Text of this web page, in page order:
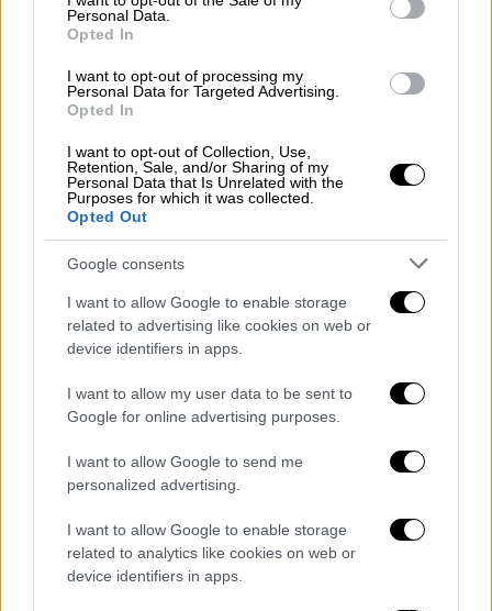
Personal Data.
Opted In
I want to opt-out of processing my
Personal Data for Targeted Advertising.
Opted In
I want to opt-out of Collection, Use,
Retention, Sale, and/or Sharing of my
Personal Data that Is Unrelated with the
Purposes for which it was collected.
Opted Out
Google consents
I want to allow Google to enable storage
related to advertising like cookies on web or
device identifiers in apps.
I want to allow my user data to be sent to
Google for online advertising purposes.
I want to allow Google to send me
personalized advertising.
I want to allow Google to enable storage
related to analytics like cookies on web or
device identifiers in apps.
δεν μπορούν να αντέξουν οικονομικά να
λειτουργήσουν για μεγάλο χρονικό
διάστημα» επισημαίνεται στο εν λόγω
άρθρο. «Ως συνέπεια της αύξησης του
κόστους των καυσίμων εισροών, οι τιμές
αναφοράς της ηλεκτρικής ενέργειας στην
Ευρώπη έχουν εκτιναχθεί σχεδόν
300% το
2022,σπάζοντας ρεκόρ. Συνολικά, οι τιμές
της ενέργειας είναι δέκα φορές υψηλότερες
από τον μέσο όρο της πενταετίας»
προστίθεται.
Τα χειρότερα δεν έχουν έρθει ακόμα, γράφει
απέχει πολύ από το να είναι έτοιμη. Με
ζεστό καιρό , ο εξοπλισμός ψύξης
καταναλώνει ηλεκτρική ενέργεια, η οποία
μπορεί να παράγεται από φυσικό αέριο,
γεωθερμία, βιομάζα ή πυρηνική ενέργεια.
Αντίθετα, σε κρύο καιρό – την «περίοδο